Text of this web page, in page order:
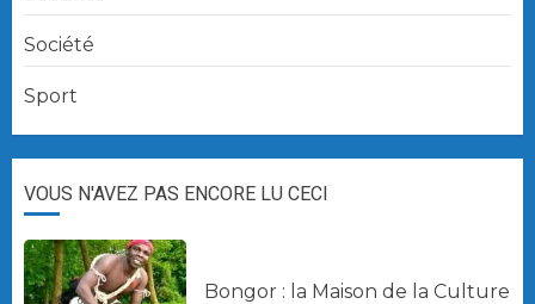
Société
Sport
VOUS N'AVEZ PAS ENCORE LU CECI
Bongor : la Maison de la Culture